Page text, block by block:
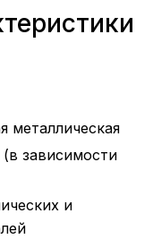
металлическая
зависимости
и